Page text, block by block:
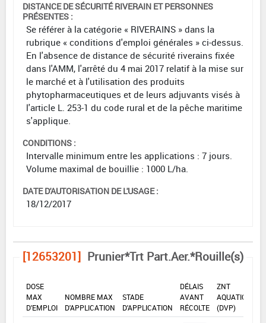
DISTANCE DE SÉCURITÉ RIVERAIN ET PERSONNES
PRÉSENTES :
Se référer à la catégorie « RIVERAINS » dans la
rubrique « conditions d'emploi générales » ci-dessus.
En l'absence de distance de sécurité riverains fixée
dans l'AMM, l'arrêté du 4 mai 2017 relatif à la mise sur
le marché et à l'utilisation des produits
phytopharmaceutiques et de leurs adjuvants visés à
l'article L. 253-1 du code rural et de la pêche maritime
s'applique.
CONDITIONS :
Intervalle minimum entre les applications : 7 jours.
Volume maximal de bouillie : 1000 L/ha.
DATE D'AUTORISATION DE L'USAGE :
18/12/2017
[12653201] Prunier*Trt Part.Aer.*Rouille(s)
DOSE
MAX
D'EMPLOI
NOMBRE MAX
D'APPLICATION
STADE
D'APPLICATION
DÉLAIS
AVANT
RÉCOLTE
ZNT
AQUATIQUE
(DVP)